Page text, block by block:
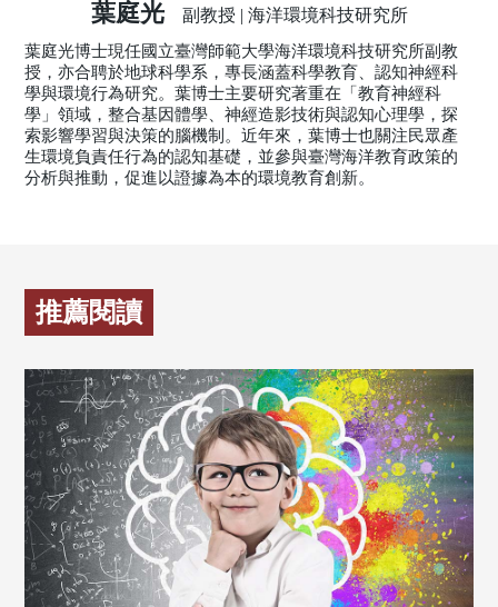
葉庭光 副教授 | 海洋環境科技研究所
葉庭光博士現任國立臺灣師範大學海洋環境科技研究所副教
授，亦合聘於地球科學系，專長涵蓋科學教育、認知神經科
學與環境行為研究。葉博士主要研究著重在「教育神經科
學」領域，整合基因體學、神經造影技術與認知心理學，探
索影響學習與決策的腦機制。近年來，葉博士也關注民眾產
生環境負責任行為的認知基礎，並參與臺灣海洋教育政策的
分析與推動，促進以證據為本的環境教育創新。
推薦閱讀